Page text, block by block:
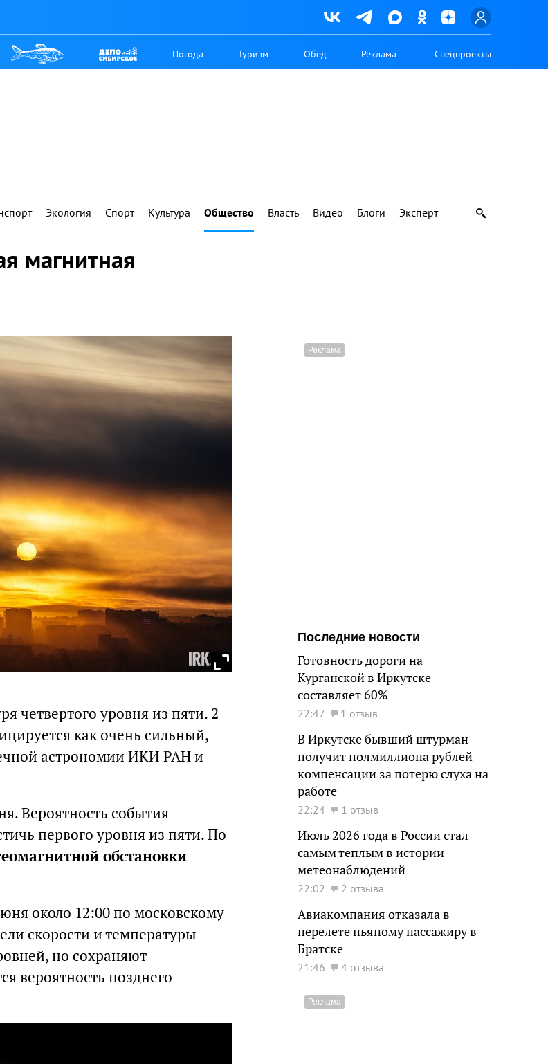
Погода Туризм Обед Реклама Спецпроекты
Экология Спорт Культура Общество Власть Видео Блоги Эксперт
магнитная
четвертого уровня из пяти. 2
как очень сильный,
астрономии ИКИ РАН и
Вероятность события
первого уровня из пяти. По
обстановки
около 12:00 по московскому
скорости и температуры
но сохраняют
вероятность позднего
Последние новости
Готовность дороги на
Курганской в Иркутске
составляет 60%
22:47 1 отзыв
В Иркутске бывший штурман
получит полмиллиона рублей
компенсации за потерю слуха на
работе
22:24 1 отзыв
Июль 2026 года в России стал
самым теплым в истории
метеонаблюдений
22:02 2 отзыва
Авиакомпания отказала в
перелете пьяному пассажиру в
Братске
21:46 4 отзыва